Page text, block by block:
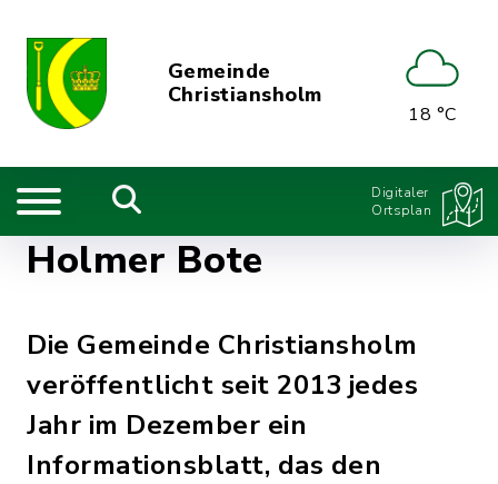
Gemeinde
Christiansholm
18 °C
Digitaler
Ortsplan
Holmer Bote
Die Gemeinde Christiansholm
veröffentlicht seit 2013 jedes
Jahr im Dezember ein
Informationsblatt, das den